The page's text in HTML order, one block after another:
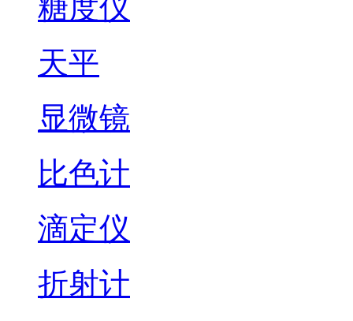
糖度仪
天平
显微镜
比色计
滴定仪
折射计